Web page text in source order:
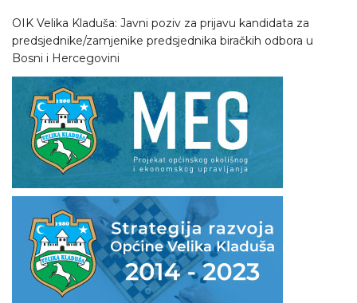
OIK Velika Kladuša: Javni poziv za prijavu kandidata za
predsjednike/zamjenike predsjednika biračkih odbora u
Bosni i Hercegovini